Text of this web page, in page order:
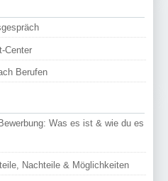
Center
Berufen
Was es ist & wie du es
Nachteile & Möglichkeiten